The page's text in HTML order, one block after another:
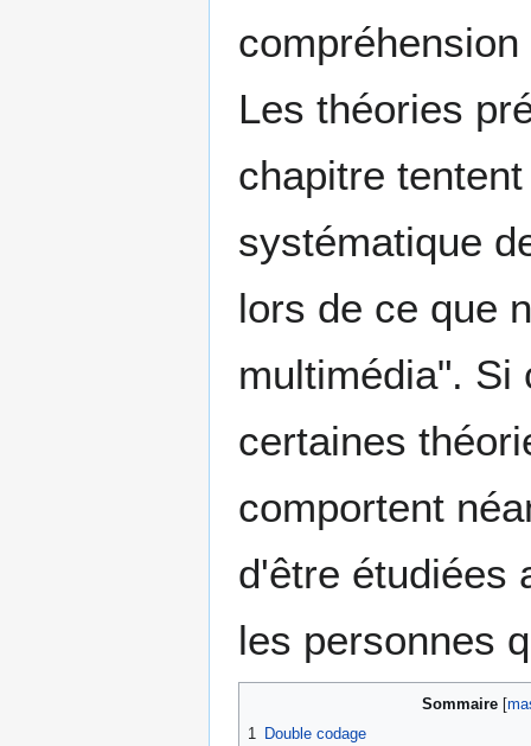
Les théories
chapitre
systématique
lors de ce que
multimédia". Si
certaines
comportent
d'être étudiées
les personnes
Sommaire
1
Double codage